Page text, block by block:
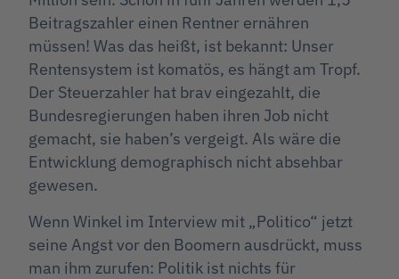
Beitragszahler einen Rentner ernähren
müssen! Was das heißt, ist bekannt: Unser
Rentensystem ist komatös, es hängt am Tropf.
Der Steuerzahler hat brav eingezahlt, die
Bundesregierungen haben ihren Job nicht
gemacht, sie haben’s vergeigt. Als wäre die
Entwicklung demographisch nicht absehbar
gewesen.
Wenn Winkel im Interview mit „Politico“ jetzt
seine Angst vor den Boomern ausdrückt, muss
man ihm zurufen: Politik ist nichts für